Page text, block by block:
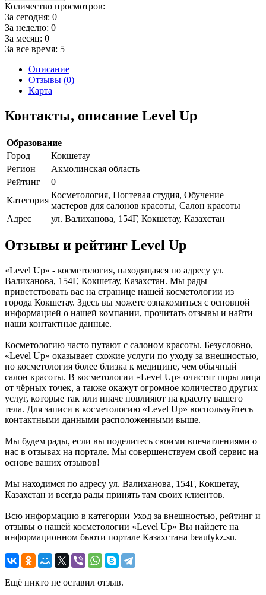
Количество просмотров:
За сегодня: 0
За неделю: 0
За месяц: 0
За все время: 5
Описание
Отзывы (0)
Карта
Контакты, описание Level Up
Образование
Город
Кокшетау
Регион
Акмолинская область
Рейтинг
0
Категория
Косметология, Ногтевая студия, Обучение
мастеров для салонов красоты, Салон красоты
Адрес
ул. Валиханова, 154Г, Кокшетау, Казахстан
Отзывы и рейтинг Level Up
«Level Up» - косметология, находящаяся по адресу ул.
Валиханова, 154Г, Кокшетау, Казахстан. Мы рады
приветствовать вас на странице нашей косметологии из
города Кокшетау. Здесь вы можете ознакомиться с основной
информацией о нашей компании, прочитать отзывы и найти
наши контактные данные.
Косметологию часто путают с салоном красоты. Безусловно,
«Level Up» оказывает схожие услуги по уходу за внешностью,
но косметология более близка к медицине, чем обычный
салон красоты. В косметологии «Level Up» очистят поры лица
от чёрных точек, а также окажут огромное количество других
услуг, которые так или иначе повлияют на красоту вашего
тела. Для записи в косметологию «Level Up» воспользуйтесь
контактными данными расположенными выше.
Мы будем рады, если вы поделитесь своими впечатлениями о
нас в отзывах на портале. Мы совершенствуем свой сервис на
основе ваших отзывов!
Мы находимся по адресу ул. Валиханова, 154Г, Кокшетау,
Казахстан и всегда рады принять там своих клиентов.
Всю информацию в категории Уход за внешностью, рейтинг и
отзывы о нашей косметологии «Level Up» Вы найдете на
информационном бьюти портале Казахстана beautykz.su.
Ещё никто не оставил отзыв.